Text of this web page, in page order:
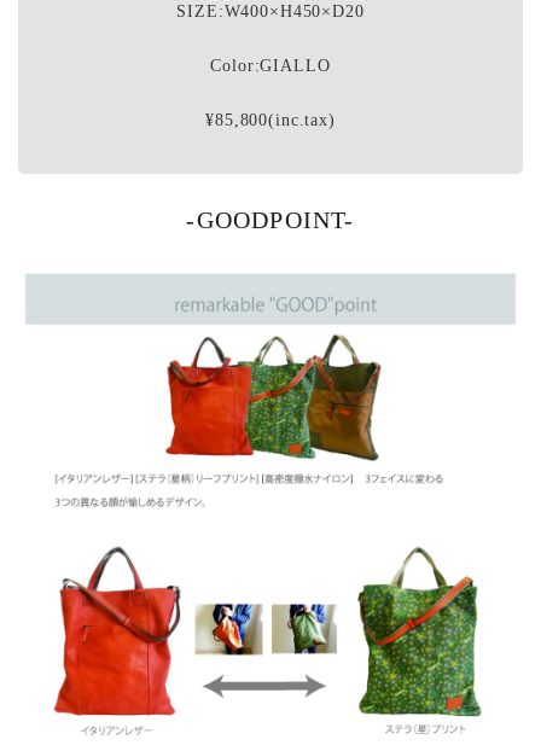
SIZE:W400×H450×D20
Color:GIALLO
¥85,800(inc.tax)
-GOODPOINT-